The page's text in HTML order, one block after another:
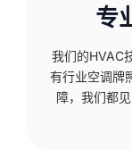
专
我们的HVAC
有行业空调牌
障，我们都